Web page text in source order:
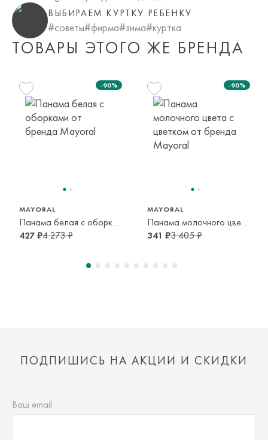
транспортной компании. Доставка осуществляется в срок и
по тарифам транспортной компании.
Оплата осуществляется онлайн банковскими картами Visa,
ВЫБИРАЕМ КУРТКУ РЕБЕНКУ
#советы#фирма#зима#куртка
ТОВАРЫ ЭТОГО ЖЕ БРЕНДА
-90%
MAYORAL
Панама белая с оборками
427 ₽4 273 ₽
-90%
MAYORAL
Панама молочного цвета с цветком
341 ₽3 405 ₽
ПОДПИШИСЬ НА АКЦИИ И СКИДКИ
Ваш email